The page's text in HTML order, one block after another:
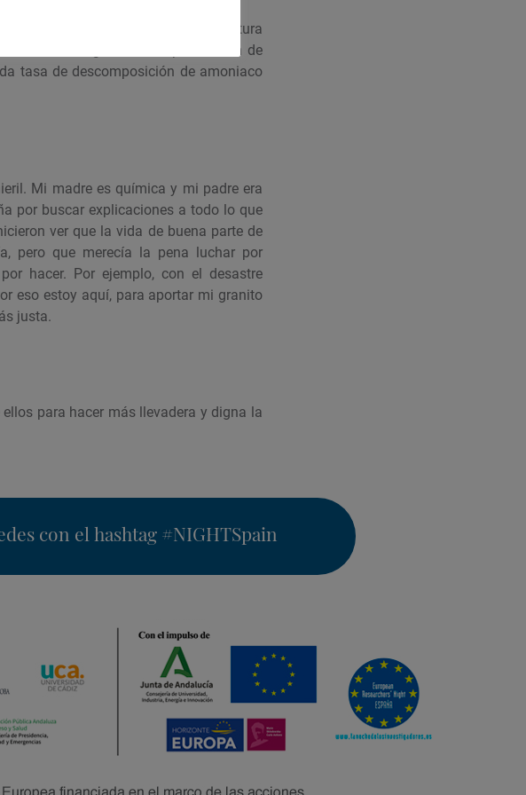
(presión atmosférica, temperatura
energética en la producción de
tasa de descomposición de amoniaco
Mi madre es química y mi padre era
por buscar explicaciones a todo lo que
ver que la vida de buena parte de
pero que merecía la pena luchar por
hacer. Por ejemplo, con el desastre
eso estoy aquí, para aportar mi granito
justa.
para hacer más llevadera y digna la
con el hashtag #NIGHTSpain